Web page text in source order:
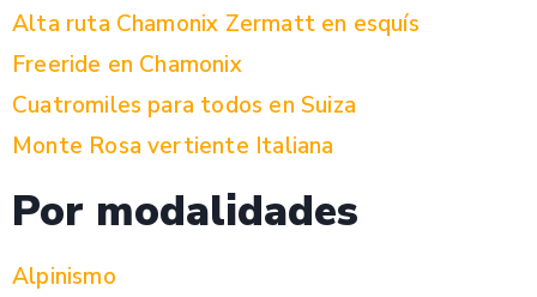
Alta ruta Chamonix Zermatt en esquís
Freeride en Chamonix
Cuatromiles para todos en Suiza
Monte Rosa vertiente Italiana
Por modalidades
Alpinismo